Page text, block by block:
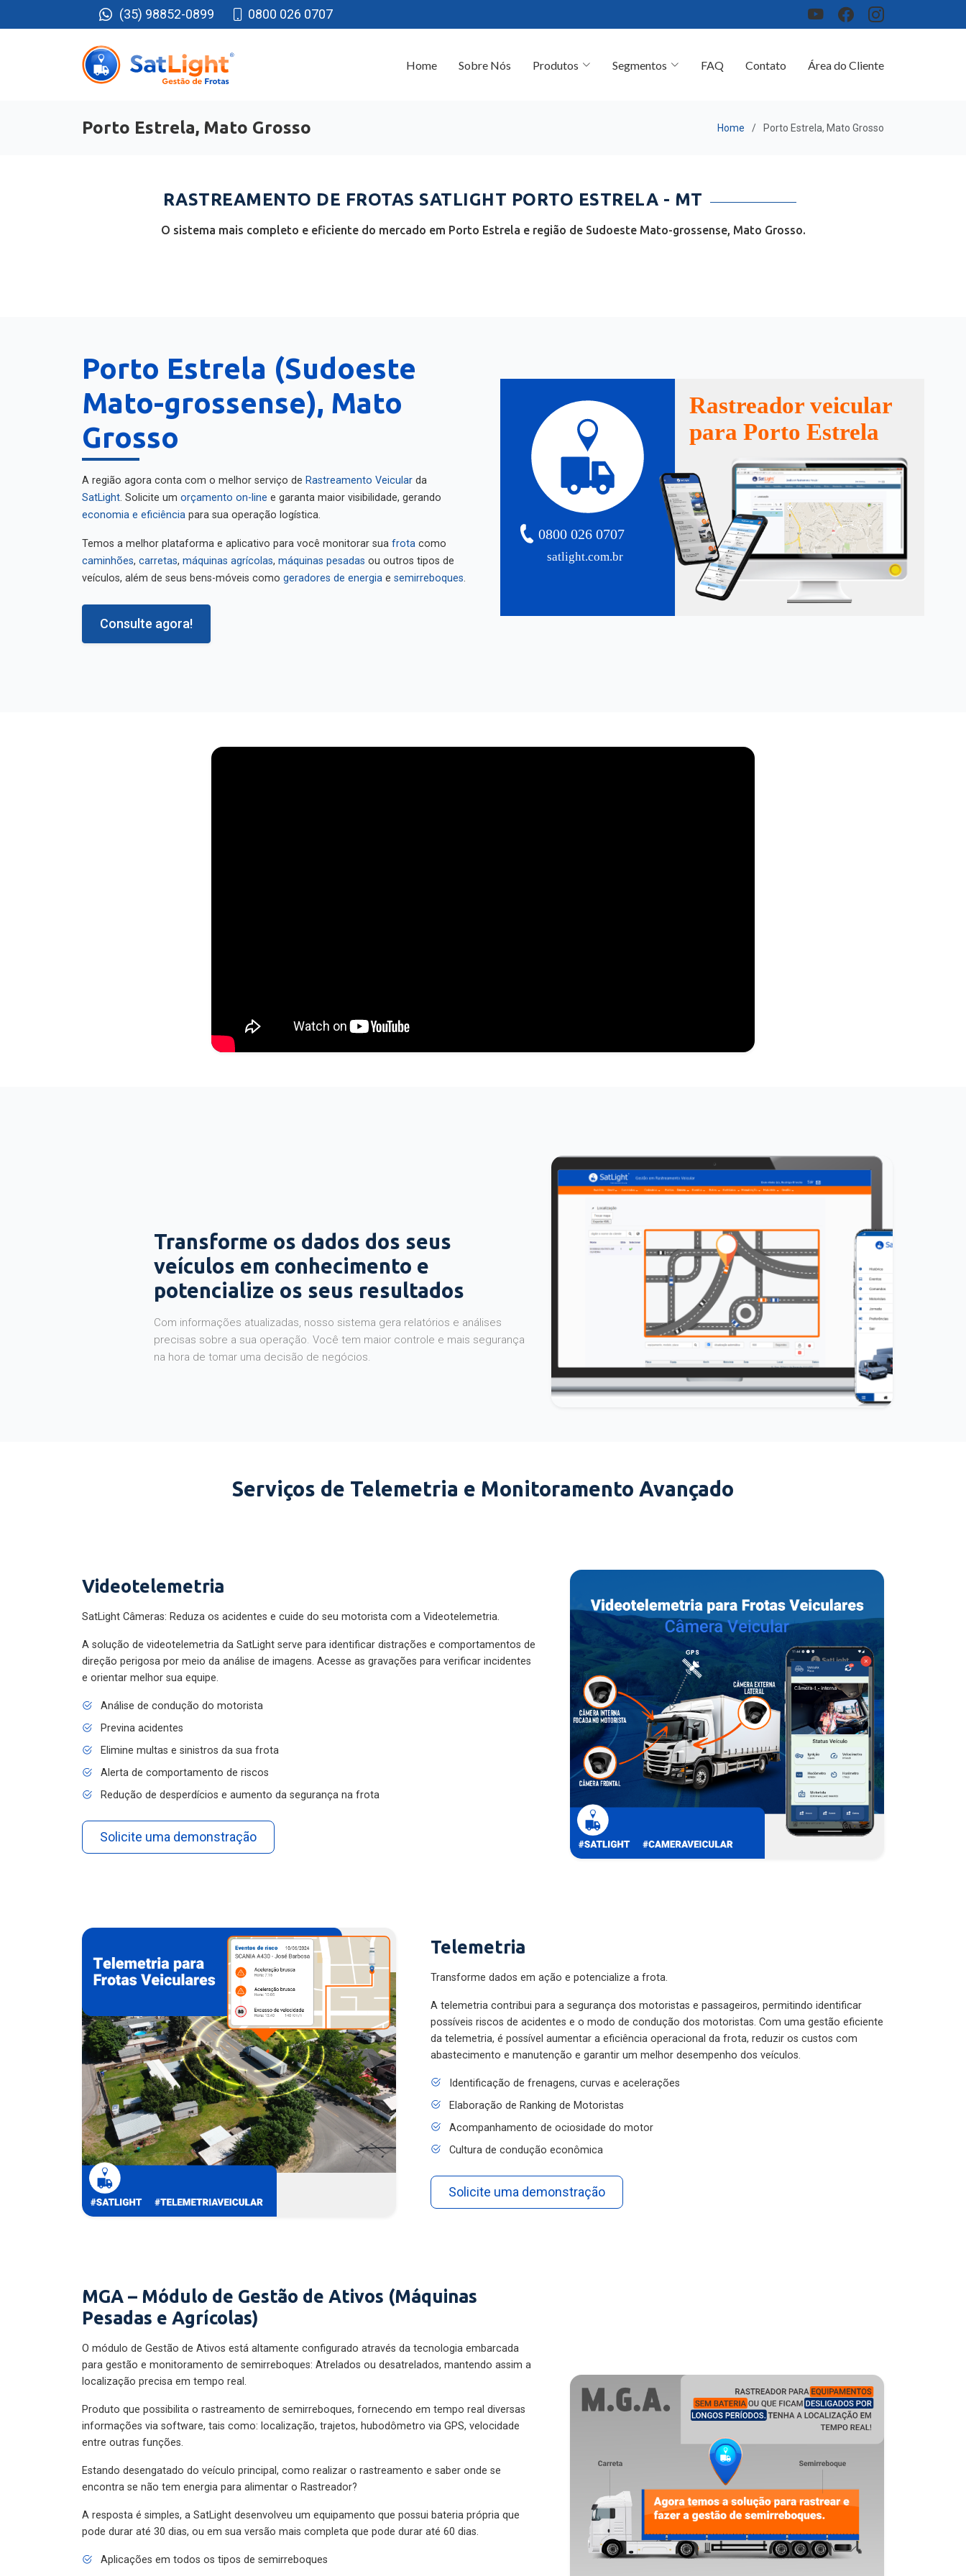
(35) 98852-0899 0800 026 0707
Home Sobre Nós Produtos Segmentos FAQ Contato Área do Cliente
Porto Estrela, Mato Grosso Home Porto Estrela, Mato Grosso
RASTREAMENTO DE FROTAS SATLIGHT PORTO ESTRELA - MT
O sistema mais completo e eficiente do mercado em Porto Estrela e região de Sudoeste Mato-grossense, Mato Grosso.
Porto Estrela (Sudoeste
Mato-grossense), Mato
Grosso
A região agora conta com o melhor serviço de Rastreamento Veicular da
SatLight. Solicite um orçamento on-line e garanta maior visibilidade, gerando
economia e eficiência para sua operação logística.
Temos a melhor plataforma e aplicativo para você monitorar sua frota como
caminhões, carretas, máquinas agrícolas, máquinas pesadas ou outros tipos de
veículos, além de seus bens-móveis como geradores de energia e semirreboques.
Consulte agora!
satlight.com.br
0800 026 0707
Rastreador veicular
para Porto Estrela
Transforme os dados dos seus
veículos em conhecimento e
potencialize os seus resultados
Com informações atualizadas, nosso sistema gera relatórios e análises
precisas sobre a sua operação. Você tem maior controle e mais segurança
na hora de tomar uma decisão de negócios.
Serviços de Telemetria e Monitoramento Avançado
Videotelemetria
SatLight Câmeras: Reduza os acidentes e cuide do seu motorista com a Videotelemetria.
A solução de videotelemetria da SatLight serve para identificar distrações e comportamentos de
direção perigosa por meio da análise de imagens. Acesse as gravações para verificar incidentes
e orientar melhor sua equipe.
Análise de condução do motorista
Previna acidentes
Elimine multas e sinistros da sua frota
Alerta de comportamento de riscos
Redução de desperdícios e aumento da segurança na frota
Solicite uma demonstração
Telemetria
Transforme dados em ação e potencialize a frota.
A telemetria contribui para a segurança dos motoristas e passageiros, permitindo identificar
possíveis riscos de acidentes e o modo de condução dos motoristas. Com uma gestão eficiente
da telemetria, é possível aumentar a eficiência operacional da frota, reduzir os custos com
abastecimento e manutenção e garantir um melhor desempenho dos veículos.
Identificação de frenagens, curvas e acelerações
Elaboração de Ranking de Motoristas
Acompanhamento de ociosidade do motor
Cultura de condução econômica
Solicite uma demonstração
MGA – Módulo de Gestão de Ativos (Máquinas
Pesadas e Agrícolas)
O módulo de Gestão de Ativos está altamente configurado através da tecnologia embarcada
para gestão e monitoramento de semirreboques: Atrelados ou desatrelados, mantendo assim a
localização precisa em tempo real.
Produto que possibilita o rastreamento de semirreboques, fornecendo em tempo real diversas
informações via software, tais como: localização, trajetos, hubodômetro via GPS, velocidade
entre outras funções.
Estando desengatado do veículo principal, como realizar o rastreamento e saber onde se
encontra se não tem energia para alimentar o Rastreador?
A resposta é simples, a SatLight desenvolveu um equipamento que possui bateria própria que
pode durar até 30 dias, ou em sua versão mais completa que pode durar até 60 dias.
Aplicações em todos os tipos de semirreboques